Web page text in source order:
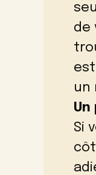
de
un
Si